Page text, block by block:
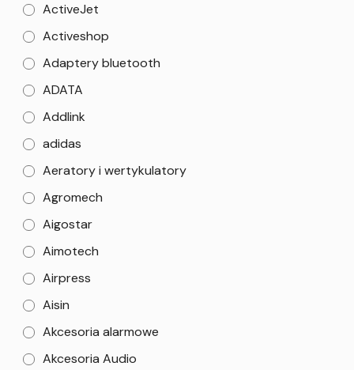
ActiveJet
Activeshop
Adaptery bluetooth
ADATA
Addlink
adidas
Aeratory i wertykulatory
Agromech
Aigostar
Aimotech
Airpress
Aisin
Akcesoria alarmowe
Akcesoria Audio